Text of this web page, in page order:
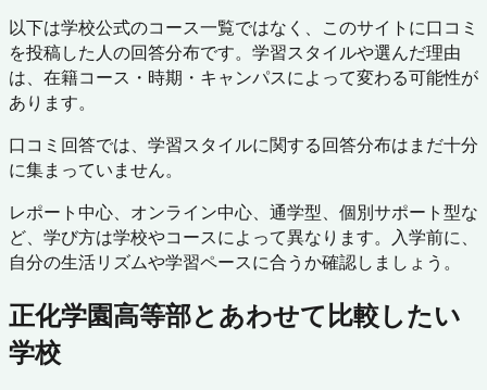
以下は学校公式のコース一覧ではなく、このサイトに口コミ
を投稿した人の回答分布です。学習スタイルや選んだ理由
は、在籍コース・時期・キャンパスによって変わる可能性が
あります。
口コミ回答では、学習スタイルに関する回答分布はまだ十分
に集まっていません。
レポート中心、オンライン中心、通学型、個別サポート型な
ど、学び方は学校やコースによって異なります。入学前に、
自分の生活リズムや学習ペースに合うか確認しましょう。
正化学園高等部とあわせて比較したい
学校